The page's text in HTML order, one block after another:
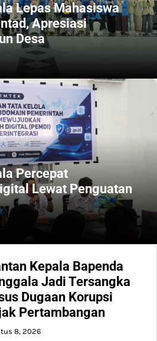
Lepas Mahasiswa
Apresiasi
Desa
Percepat
Lewat Penguatan
Kepala Bapenda
Jadi Tersangka
Dugaan Korupsi
Pertambangan
8, 2026